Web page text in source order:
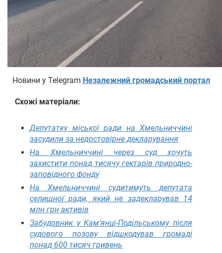
Новини у Telegram Незалежний громадський портал
Схожі матеріали:
Депутатку міської ради на Хмельниччині
засудили за недостовірне декларування
На Хмельниччині через суд хочуть
захистити понад тисячу гектарів природно-
заповідного фонду
На Хмельниччині судитимуть депутата
селищної ради, який не задекларував 14
млн грн активів
Забудовник у Кам’янці-Подільському після
судового позову відшкодував громаді
понад 600 тисяч гривень